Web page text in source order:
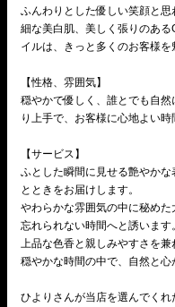
ふんわりとした優しい笑顔と
細な美白肌、美しく張りのあ
イルは、きっと多くのお客様
【性格、雰囲気】
穏やかで優しく、誰とでも自
り上手で、お客様に心地よい時
【サービス】
ふとした瞬間に見せる艶やか
とときをお届けします。
やわらかな雰囲気の中に秘めた
忘れられない時間へと誘います
上品な色香と親しみやすさを兼
穏やかな時間の中で、自然と心
ひよりさんが当店を選んでくれ